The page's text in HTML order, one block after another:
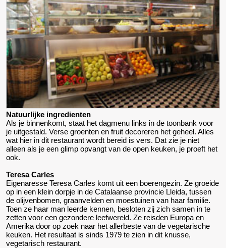
Natuurlijke ingredienten
Als je binnenkomt, staat het dagmenu links in de toonbank voor
je uitgestald. Verse groenten en fruit decoreren het geheel. Alles
wat hier in dit restaurant wordt bereid is vers. Dat zie je niet
alleen als je een glimp opvangt van de open keuken, je proeft het
ook.
Teresa Carles
Eigenaresse Teresa Carles komt uit een boerengezin. Ze groeide
op in een klein dorpje in de Catalaanse provincie Lleida, tussen
de olijvenbomen, graanvelden en moestuinen van haar familie.
Toen ze haar man leerde kennen, besloten zij zich samen in te
zetten voor een gezondere leefwereld. Ze reisden Europa en
Amerika door op zoek naar het allerbeste van de vegetarische
keuken. Het resultaat is sinds 1979 te zien in dit knusse,
vegetarisch restaurant.